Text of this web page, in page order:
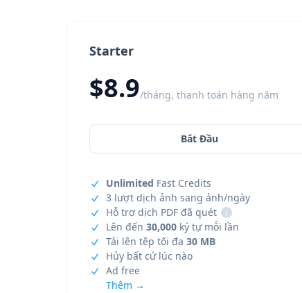
Starter
$8.9/tháng, thanh toán hàng năm
Bắt Đầu
Unlimited Fast Credits
3 lượt dịch ảnh sang ảnh/ngày
Hỗ trợ dịch PDF đã quét
i
Lên đến 30,000 ký tự mỗi lần
Tải lên tệp tối đa 30 MB
Hủy bất cứ lúc nào
Ad free
Thêm →